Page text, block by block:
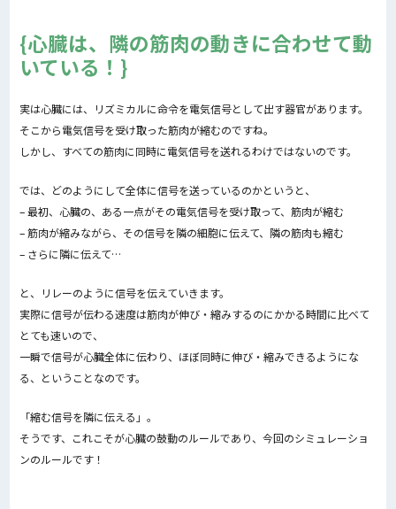
心臓は、隣の筋肉の動きに合わせて動
いている！
実は心臓には、リズミカルに命令を電気信号として出す器官があります。
そこから電気信号を受け取った筋肉が縮むのですね。
しかし、すべての筋肉に同時に電気信号を送れるわけではないのです。
では、どのようにして全体に信号を送っているのかというと、
– 最初、心臓の、ある一点がその電気信号を受け取って、筋肉が縮む
– 筋肉が縮みながら、その信号を隣の細胞に伝えて、隣の筋肉も縮む
– さらに隣に伝えて…
と、リレーのように信号を伝えていきます。
実際に信号が伝わる速度は筋肉が伸び・縮みするのにかかる時間に比べて
とても速いので、
一瞬で信号が心臓全体に伝わり、ほぼ同時に伸び・縮みできるようにな
る、ということなのです。
「縮む信号を隣に伝える」。
そうです、これこそが心臓の鼓動のルールであり、今回のシミュレーショ
ンのルールです！